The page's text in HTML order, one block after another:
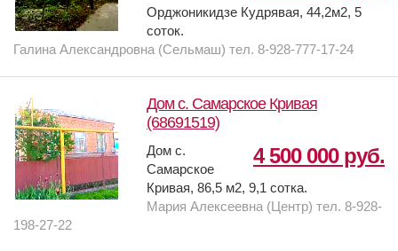
Орджоникидзе Кудрявая, 44,2м2, 5
соток.
Галина Александровна (Сельмаш) тел. 8-928-777-17-24
Дом с. Самарское Кривая
(68691519)
4 500 000 руб.
Дом с.
Самарское
Кривая, 86,5 м2, 9,1 сотка.
Мария Алексеевна (Центр) тел. 8-928-
198-27-22